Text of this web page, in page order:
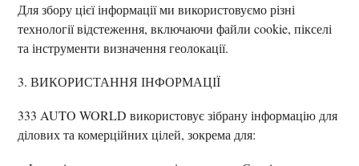
Для збору цієї інформації ми використовуємо різні
технології відстеження, включаючи файли cookie, пікселі
та інструменти визначення геолокації.
3. ВИКОРИСТАННЯ ІНФОРМАЦІЇ
333 AUTO WORLD використовує зібрану інформацію для
ділових та комерційних цілей, зокрема для: